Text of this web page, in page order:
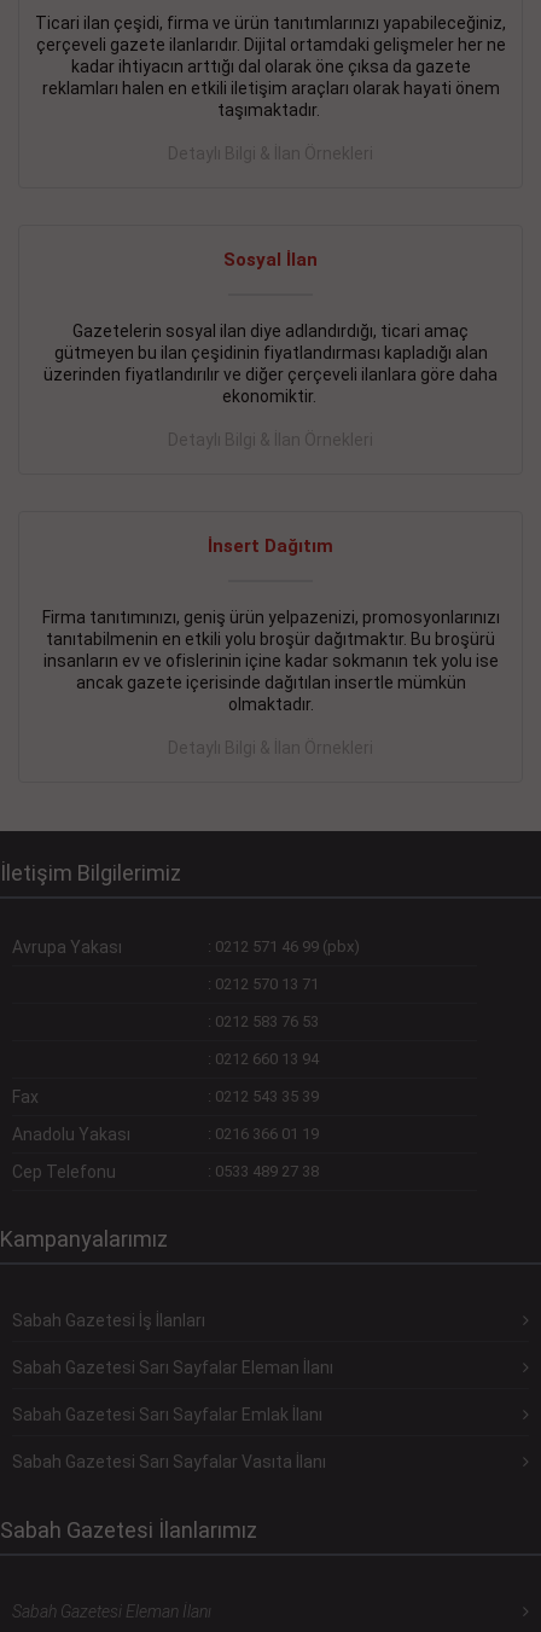
Ticari ilan çeşidi, firma ve ürün tanıtımlarınızı yapabileceğiniz,
çerçeveli gazete ilanlarıdır. Dijital ortamdaki gelişmeler her ne
kadar ihtiyacın arttığı dal olarak öne çıksa da gazete
reklamları halen en etkili iletişim araçları olarak hayati önem
taşımaktadır.
Detaylı Bilgi & İlan Örnekleri
Sosyal İlan
Gazetelerin sosyal ilan diye adlandırdığı, ticari amaç
gütmeyen bu ilan çeşidinin fiyatlandırması kapladığı alan
üzerinden fiyatlandırılır ve diğer çerçeveli ilanlara göre daha
ekonomiktir.
Detaylı Bilgi & İlan Örnekleri
İnsert Dağıtım
Firma tanıtımınızı, geniş ürün yelpazenizi, promosyonlarınızı
tanıtabilmenin en etkili yolu broşür dağıtmaktır. Bu broşürü
insanların ev ve ofislerinin içine kadar sokmanın tek yolu ise
ancak gazete içerisinde dağıtılan insertle mümkün
olmaktadır.
Detaylı Bilgi & İlan Örnekleri
İletişim Bilgilerimiz
Avrupa Yakası : 0212 571 46 99 (pbx)
: 0212 570 13 71
: 0212 583 76 53
: 0212 660 13 94
Fax : 0212 543 35 39
Anadolu Yakası : 0216 366 01 19
Cep Telefonu : 0533 489 27 38
Kampanyalarımız
Sabah Gazetesi İş İlanları
Sabah Gazetesi Sarı Sayfalar Eleman İlanı
Sabah Gazetesi Sarı Sayfalar Emlak İlanı
Sabah Gazetesi Sarı Sayfalar Vasıta İlanı
Sabah Gazetesi İlanlarımız
Sabah Gazetesi Eleman İlanı
BAKIRKÖY SATILIK İlanı- 11.09.2018
KARTALTEPEde kelepir 2+ 1 satılık daire
İŞYERİ KİRALIK İlanı- 11.09.2018
BEYLİKDÜZÜ Kavaklıda 4 katlı bina
DEVREMÜLK KİRALIK İlanı- 11.09.2018
SİNYE Tekstile Şoförlüğü olan 35 yaşını aşmamış, Depo
elemanı alınacaktır. Osmanbey, Şişli